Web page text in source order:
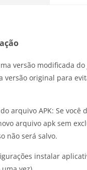
versão modificada do
versão original para
arquivo APK: Se você
arquivo apk sem
não será salvo.
instalar